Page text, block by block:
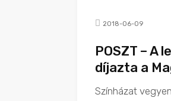
2018-06-09
POSZT – A
díjazta a
Színházat